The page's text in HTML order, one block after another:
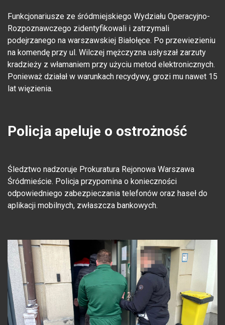
Funkcjonariusze ze śródmiejskiego Wydziału Operacyjno-
Rozpoznawczego zidentyfikowali i zatrzymali
podejrzanego na warszawskiej Białołęce. Po przewiezieniu
na komendę przy ul. Wilczej mężczyzna usłyszał zarzuty
kradzieży z włamaniem przy użyciu metod elektronicznych.
Ponieważ działał w warunkach recydywy, grozi mu nawet 15
lat więzienia.
Policja apeluje o ostrożność
Śledztwo nadzoruje Prokuratura Rejonowa Warszawa
Śródmieście. Policja przypomina o konieczności
odpowiedniego zabezpieczania telefonów oraz haseł do
aplikacji mobilnych, zwłaszcza bankowych.